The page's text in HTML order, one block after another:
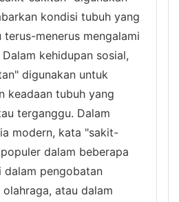
kondisi tubuh yang
menerus mengalami
kehidupan sosial,
digunakan untuk
keadaan tubuh yang
terganggu. Dalam
modern, kata "sakit-
dalam beberapa
dalam pengobatan
atau dalam